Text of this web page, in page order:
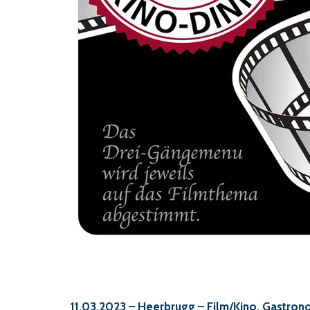
11.03.2023 – Heerbrugg – Film/Kino,